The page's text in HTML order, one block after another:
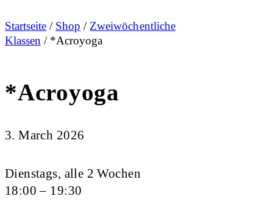
Startseite / Shop / Zweiwöchentliche
Klassen / *Acroyoga
*Acroyoga
3. March 2026
Dienstags, alle 2 Wochen
18:00 – 19:30